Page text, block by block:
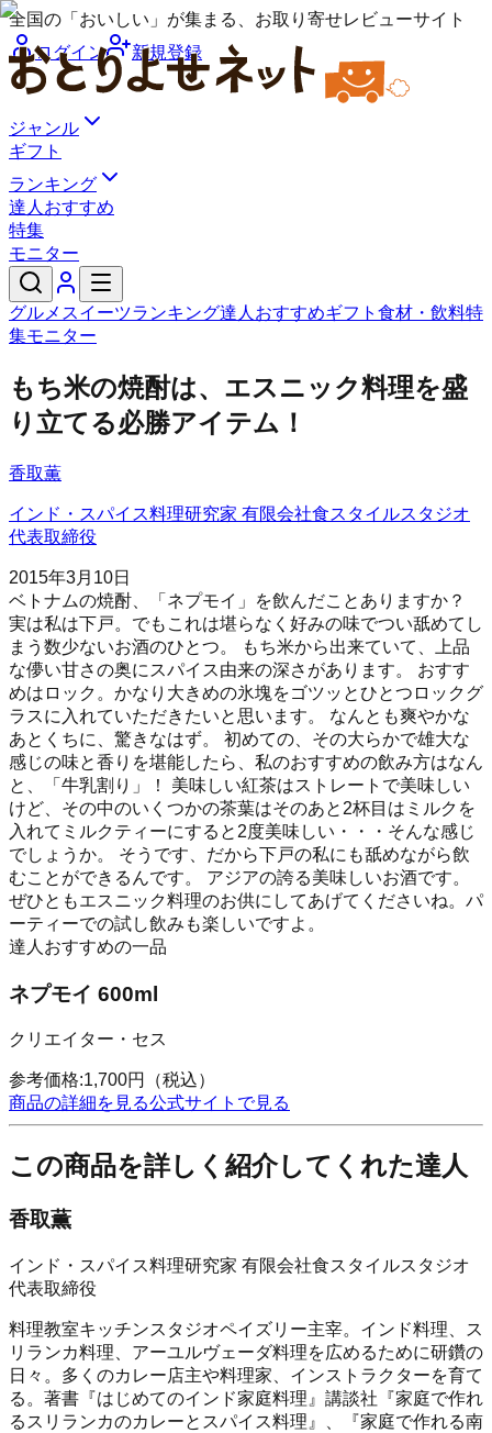
全国の「おいしい」が集まる、お取り寄せレビューサイト
ログイン
新規登録
ジャンル
ギフト
ランキング
達人おすすめ
特集
モニター
グルメ スイーツランキング達人おすすめギフト 食材・飲料特
集モニター
もち米の焼酎は、エスニック料理を盛
り立てる必勝アイテム！
香取薫
インド・スパイス料理研究家 有限会社食スタイルスタジオ
代表取締役
2015年3月10日
ベトナムの焼酎、「ネプモイ」を飲んだことありますか？
実は私は下戸。でもこれは堪らなく好みの味でつい舐めてし
まう数少ないお酒のひとつ。 もち米から出来ていて、上品
な儚い甘さの奥にスパイス由来の深さがあります。 おすす
めはロック。かなり大きめの氷塊をゴツッとひとつロックグ
ラスに入れていただきたいと思います。 なんとも爽やかな
あとくちに、驚きなはず。 初めての、その大らかで雄大な
感じの味と香りを堪能したら、私のおすすめの飲み方はなん
と、「牛乳割り」！ 美味しい紅茶はストレートで美味しい
けど、その中のいくつかの茶葉はそのあと2杯目はミルクを
入れてミルクティーにすると2度美味しい・・・そんな感じ
でしょうか。 そうです、だから下戸の私にも舐めながら飲
むことができるんです。 アジアの誇る美味しいお酒です。
ぜひともエスニック料理のお供にしてあげてくださいね。パ
ーティーでの試し飲みも楽しいですよ。
達人おすすめの一品
ネプモイ 600ml
クリエイター・セス
参考価格:1,700円
（税込）
商品の詳細を見る公式サイトで見る
この商品を詳しく紹介してくれた達人
香取薫
インド・スパイス料理研究家 有限会社食スタイルスタジオ
代表取締役
料理教室キッチンスタジオペイズリー主宰。インド料理、ス
リランカ料理、アーユルヴェーダ料理を広めるために研鑽の
日々。多くのカレー店主や料理家、インストラクターを育て
る。著書『はじめてのインド家庭料理』講談社『家庭で作れ
るスリランカのカレーとスパイス料理』、『家庭で作れる南